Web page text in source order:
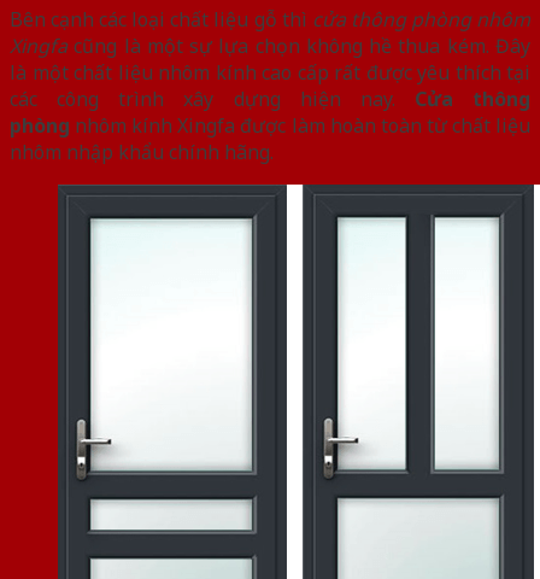
Bên cạnh các loại chất liệu gỗ thì cửa thông phòng nhôm
Xingfacũng là một sự lựa chọn không hề thua kém. Đây
là một chất liệu nhôm kính cao cấp rất được yêu thích tại
các công trình xây dựng hiện nay. Cửa thông
phòng nhôm kính Xingfa được làm hoàn toàn từ chất liệu
nhôm nhập khẩu chính hãng.